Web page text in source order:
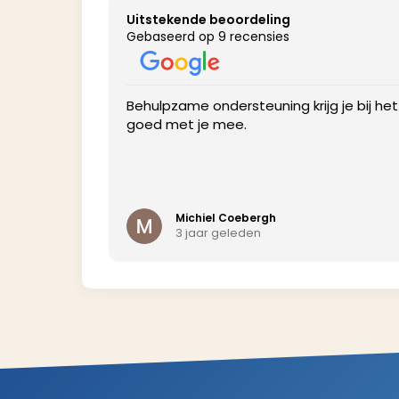
Uitstekende beoordeling
Gebaseerd op 9 recensies
Behulpzame ondersteuning krijg je bij
goed met je mee.
Michiel Coebergh
3 jaar geleden